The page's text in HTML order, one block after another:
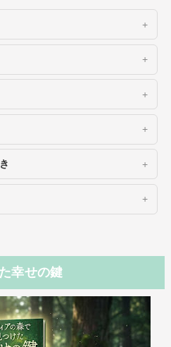
幸せの鍵